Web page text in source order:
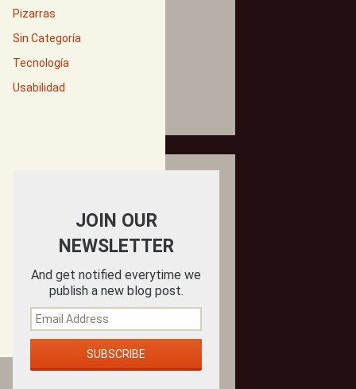
Pizarras
Sin Categoría
Tecnología
Usabilidad
JOIN OUR
NEWSLETTER
And get notified everytime we
publish a new blog post.